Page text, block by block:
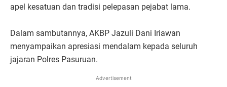
apel kesatuan dan tradisi pelepasan pejabat lama.
Dalam sambutannya, AKBP Jazuli Dani Iriawan
menyampaikan apresiasi mendalam kepada seluruh
jajaran Polres Pasuruan.
Advertisement